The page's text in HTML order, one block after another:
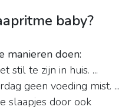
baby?
manieren doen:
stil te zijn in huis. ...
geen voeding mist. ...
slaapjes door ook